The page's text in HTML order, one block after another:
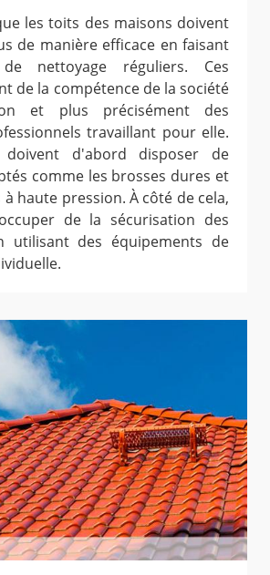
les toits des maisons doivent
de manière efficace en faisant
nettoyage réguliers. Ces
de la compétence de la société
et plus précisément des
travaillant pour elle.
d'abord disposer de
comme les brosses dures et
haute pression. À côté de cela,
de la sécurisation des
utilisant des équipements de